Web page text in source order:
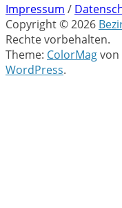
Impressum /
Copyright © 2026
Rechte vorbehalten.
Theme: ColorMagvon
WordPress.